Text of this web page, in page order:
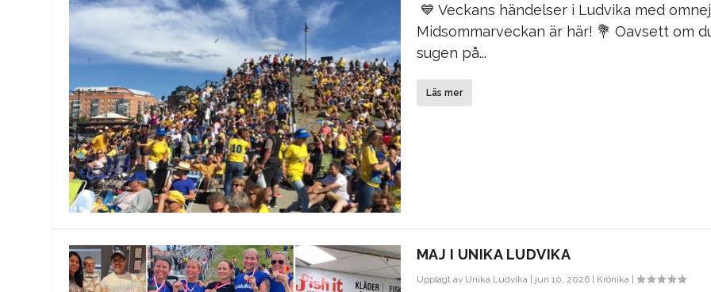
💙 Veckans händelser i Ludvika med
Midsommarveckan är här! 💐 Oavsett om
sugen på...
Läs mer
MAJ I UNIKA LUDVIKA
Upplagt av Unika Ludvika jun 10, 2026| Krönika